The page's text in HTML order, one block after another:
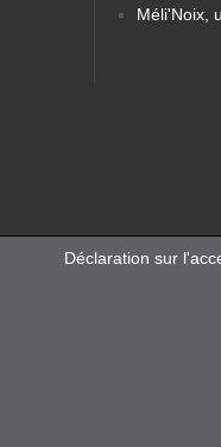
Méli'Noix,
Déclaration sur